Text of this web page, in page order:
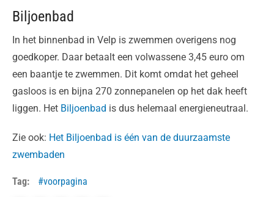
Biljoenbad
In het binnenbad in Velp is zwemmen overigens nog
goedkoper. Daar betaalt een volwassene 3,45 euro om
een baantje te zwemmen. Dit komt omdat het geheel
gasloos is en bijna 270 zonnepanelen op het dak heeft
liggen. Het Biljoenbad is dus helemaal energieneutraal.
Zie ook: Het Biljoenbad is één van de duurzaamste
zwembaden
Tag: voorpagina